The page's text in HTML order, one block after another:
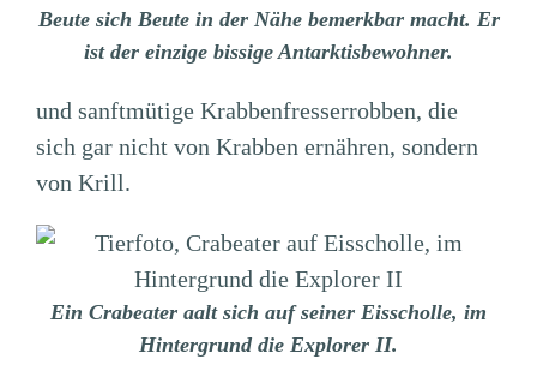
Beute sich Beute in der Nähe bemerkbar macht. Er
ist der einzige bissige Antarktisbewohner.
und sanftmütige Krabbenfresserrobben, die
sich gar nicht von Krabben ernähren, sondern
von Krill.
Ein Crabeater aalt sich auf seiner Eisscholle, im
Hintergrund die Explorer II.